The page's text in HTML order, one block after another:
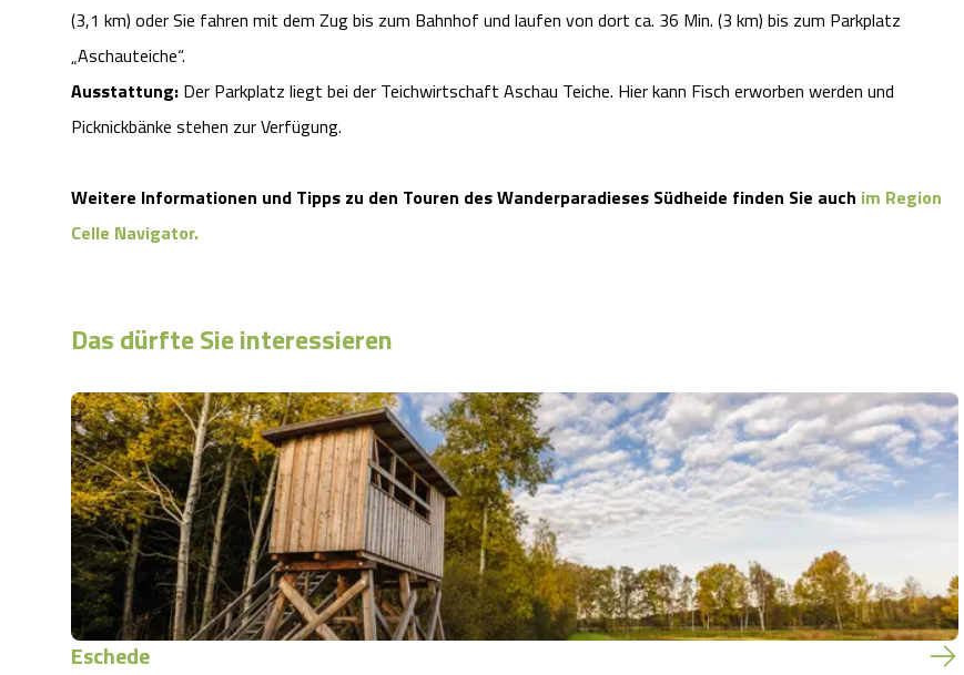
(3,1 km) oder Sie fahren mit dem Zug bis zum Bahnhof und laufen von dort ca. 36 Min. (3 km) bis zum Parkplatz
„Aschauteiche“.
Ausstattung: Der Parkplatz liegt bei der Teichwirtschaft Aschau Teiche. Hier kann Fisch erworben werden und
Picknickbänke stehen zur Verfügung.
Weitere Informationen und Tipps zu den Touren des Wanderparadieses Südheide finden Sie auch im Region
Celle Navigator.
Das dürfte Sie interessieren
Eschede